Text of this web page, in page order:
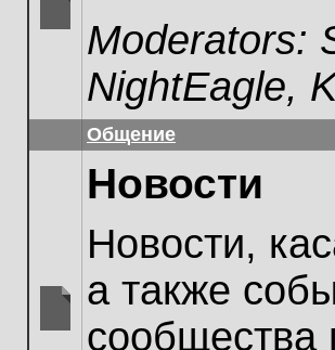
unreadModerators:
NightEagle,
Общение
Новости
Новости,
а также
сообщества